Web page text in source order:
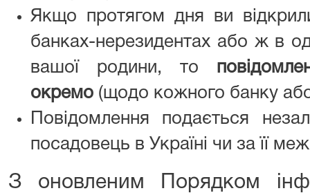
Якщо протягом дня ви
банках-нерезидентах або ж в
вашої родини, то
окремо (щодо кожного банку
Повідомлення подається
посадовець в Україні чи за її
З оновленим Порядком